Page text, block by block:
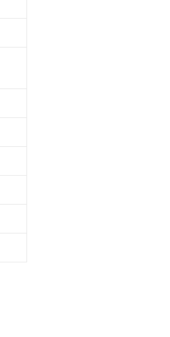
間は出荷製品に未対応品が
い限り、2022年1月12日よ